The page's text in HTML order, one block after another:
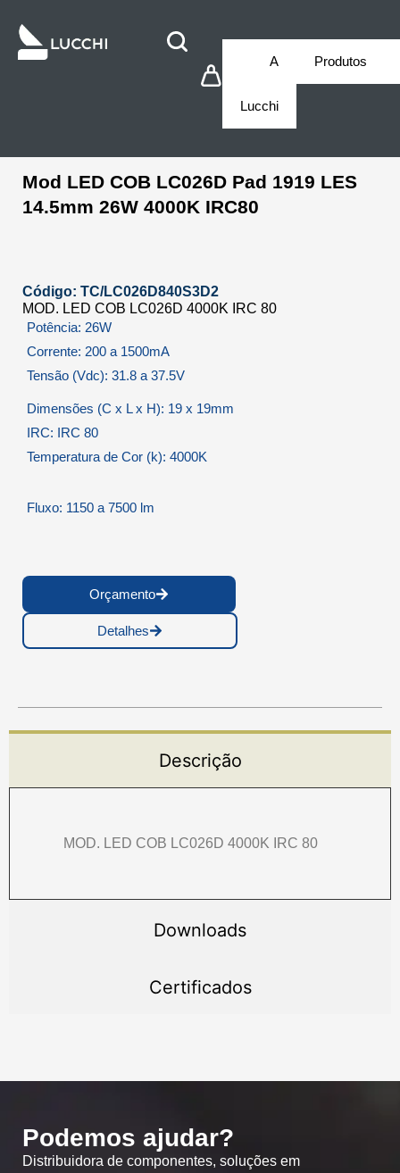
A
Lucchi
Produtos
Mod LED COB LC026D Pad 1919 LES
14.5mm 26W 4000K IRC80
Código: TC/LC026D840S3D2
MOD. LED COB LC026D 4000K IRC 80
Potência: 26W
Corrente: 200 a 1500mA
Tensão (Vdc): 31.8 a 37.5V
Dimensões (C x L x H): 19 x 19mm
IRC: IRC 80
Temperatura de Cor (k): 4000K
Fluxo: 1150 a 7500 lm
Orçamento
Detalhes
Descrição
Downloads
Certificados
MOD. LED COB LC026D 4000K IRC 80
Podemos ajudar?
Distribuidora de componentes, soluções em